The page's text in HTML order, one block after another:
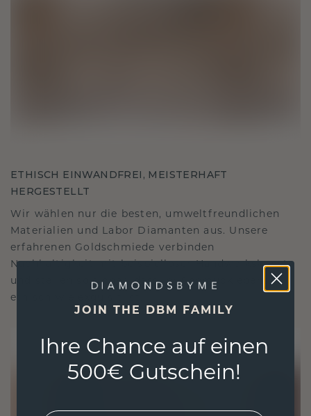
ETHISCH EINWANDFREI, MEISTERHAFT
HERGESTELLT
Wir wählen nur die besten, umweltfreundlichen
Materialien und Labor Diamanten aus. Unsere
erfahrenen Goldschmiede verbinden
Nachhaltigkeit mit beispielloser Handwerkskunst
und stellen so sicher, dass Ihr Schmuck ebenso
ethisch wie exquisit ist.
JOIN THE DBM FAMILY
Ihre Chance auf einen
500€ Gutschein!